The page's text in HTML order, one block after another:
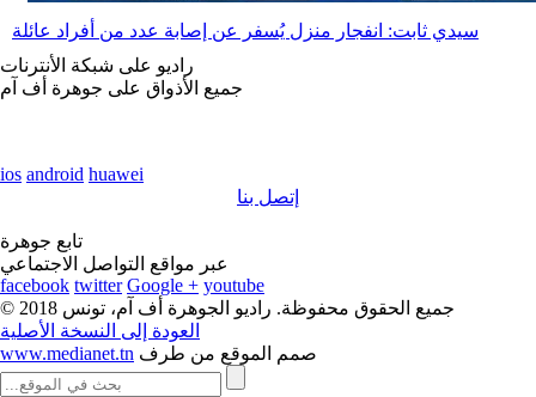
سيدي ثابت: انفجار منزل يُسفر عن إصابة عدد من أفراد عائلة
راديو على شبكة الأنترنات
جميع الأذواق على جوهرة أف آم
ios android huawei
إتصل بنا
تابع جوهرة
عبر مواقع التواصل الاجتماعي
facebook twitter Google + youtube
© 2018 جميع الحقوق محفوظة. راديو الجوهرة أف آم، تونس
العودة إلى النسخة الأصلية
www.medianet.tn صمم الموقع من طرف